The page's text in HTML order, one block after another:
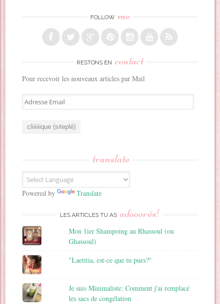
FOLLOW me
RESTONS EN contact
Pour recevoir les nouveaux articles par Mail
A
d
E
m
a
translate
Powered by Translate
LES ARTICLES TU AS adooorés!
Mon 1ier Shampoing au Rhassoul (ou
Ghassoul)
"Laetitia, est-ce que tu pues?"
Je suis Minimaliste: Comment j'ai remplacé
les sacs de congélation